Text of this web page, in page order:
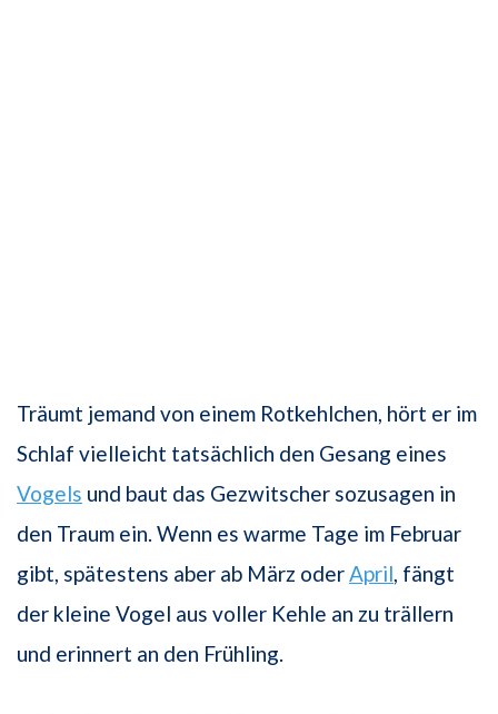
Träumt jemand von einem Rotkehlchen, hört er im
Schlaf vielleicht tatsächlich den Gesang eines
Vogels und baut das Gezwitscher sozusagen in
den Traum ein. Wenn es warme Tage im Februar
gibt, spätestens aber ab März oderApril, fängt
der kleine Vogel aus voller Kehle an zu trällern
und erinnert an den Frühling.